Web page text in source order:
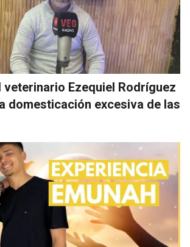
veterinario Ezequiel Rodríguez
domesticación excesiva de las